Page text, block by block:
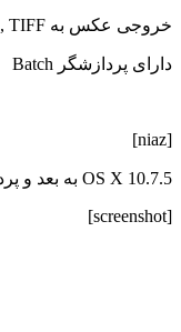
خروجی عکس به JPEG , PNG , TIFF
دارای پردازشگر Batch
[niaz]
OS X 10.7.5 به بعد و پردازنده 64Bit
[screenshot]